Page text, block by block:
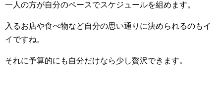
一人の方が自分のペースでスケジュールを組めます。
入るお店や食べ物など自分の思い通りに決められるのもイ
イですね。
それに予算的にも自分だけなら少し贅沢できます。